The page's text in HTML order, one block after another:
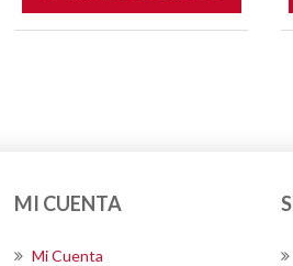
MI CUENTA
Mi Cuenta